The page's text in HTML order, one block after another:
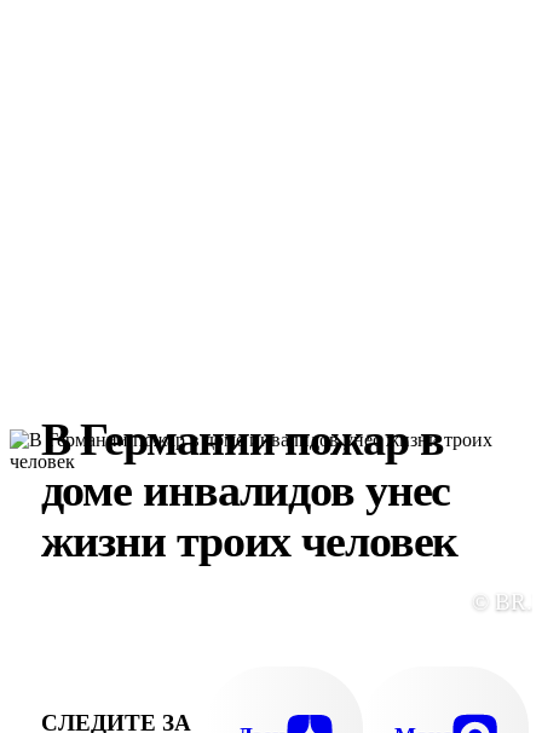
В Германии пожар в
доме инвалидов унес
жизни троих человек
©
СЛЕДИТЕ ЗА